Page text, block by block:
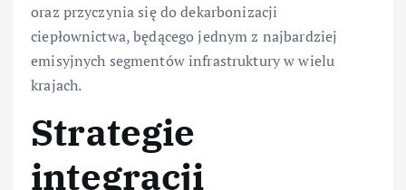
oraz przyczynia się do dekarbonizacji
ciepłownictwa, będącego jednym z najbardziej
emisyjnych segmentów infrastruktury w wielu
krajach.
Strategie
integracji